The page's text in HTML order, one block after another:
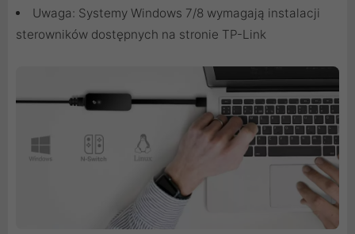
Uwaga: Systemy Windows 7/8 wymagają instalacji
sterowników dostępnych na stronie TP-Link